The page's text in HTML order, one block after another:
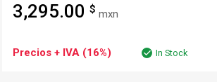
3,295.00 $ mxn
Precios + IVA (16%) In Stock